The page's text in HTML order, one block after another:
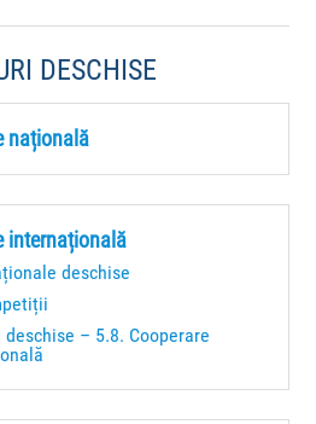
DESCHISE
națională
internațională
deschise
– 5.8. Cooperare